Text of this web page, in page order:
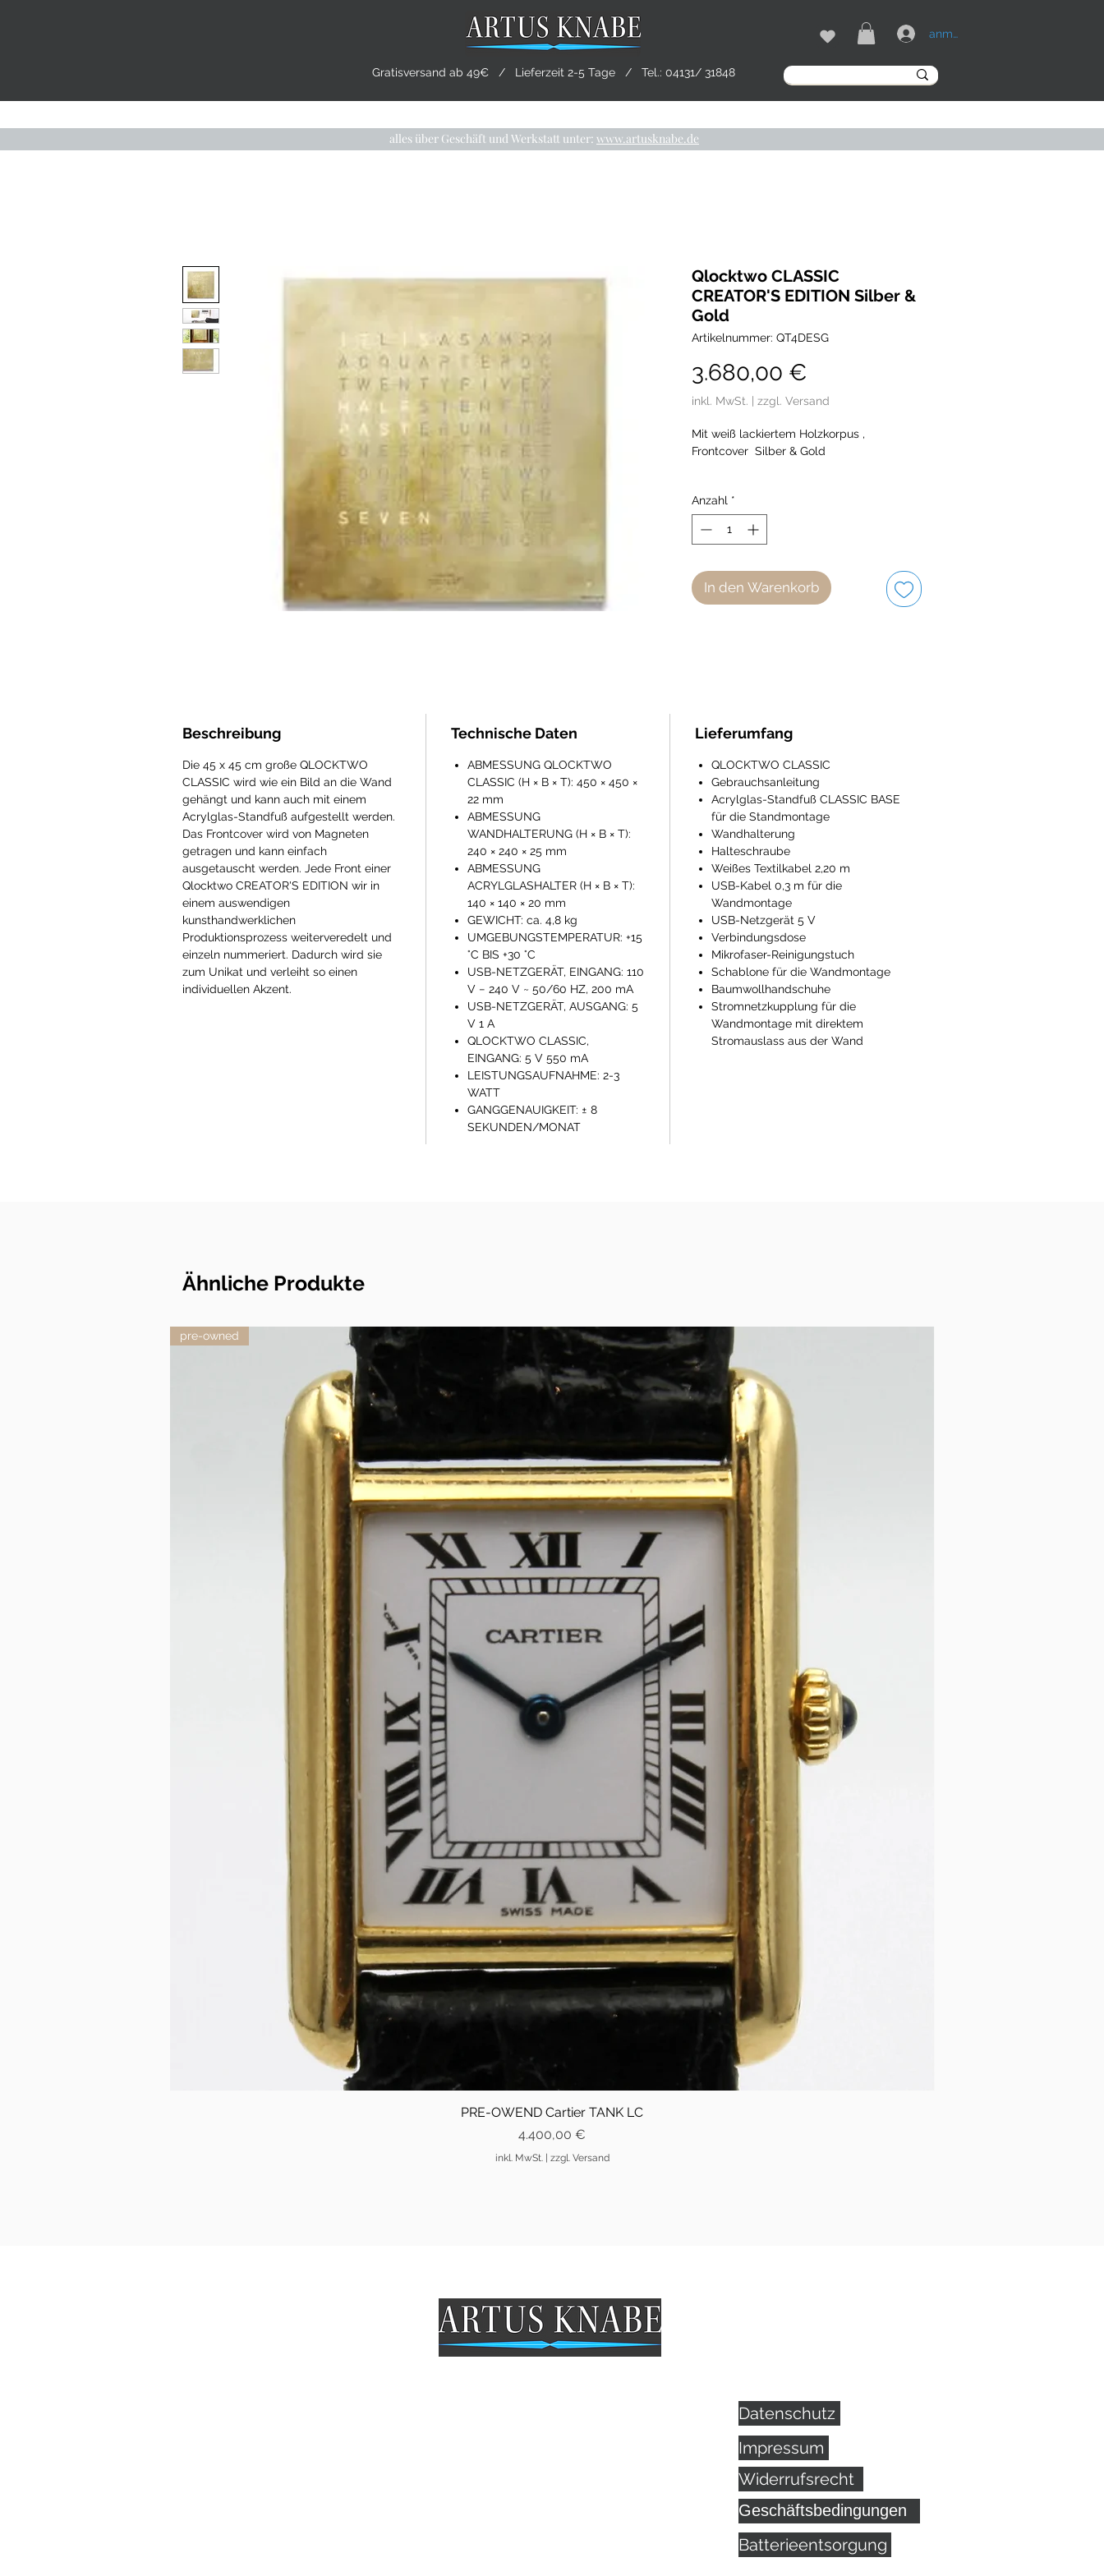
Gratisversand ab 49€ / Lieferzeit 2-5 Tage / Tel.: 04131/ 31848
anmelden
alles über Geschäft und Werkstatt unter: www.artusknabe.de
Qlocktwo CLASSIC
CREATOR'S EDITION Silber &
Gold
Artikelnummer: QT4DESG
3.680,00 €
inkl. MwSt. zzgl. Versand
Mit weiß lackiertem Holzkorpus ,
Frontcover Silber & Gold
Germany.
Anzahl *
In den Warenkorb
Beschreibung
Die 45 x 45 cm große QLOCKTWO
CLASSIC wird wie ein Bild an die Wand
gehängt und kann auch mit einem
Acrylglas-Standfuß aufgestellt werden.
Das Frontcover wird von Magneten
getragen und kann einfach
ausgetauscht werden. Jede Front einer
Qlocktwo CREATOR'S EDITION wir in
einem auswendigen
kunsthandwerklichen
Produktionsprozess weiterveredelt und
einzeln nummeriert. Dadurch wird sie
zum Unikat und verleiht so einen
individuellen Akzent.
Technische Daten
ABMESSUNG QLOCKTWO
CLASSIC (H × B × T): 450 × 450 ×
22 mm
ABMESSUNG
WANDHALTERUNG (H × B × T):
240 × 240 × 25 mm
ABMESSUNG
ACRYLGLASHALTER (H × B × T):
140 × 140 × 20 mm
GEWICHT: ca. 4,8 kg
UMGEBUNGSTEMPERATUR: +15
°C BIS +30 °C
USB-NETZGERÄT, EINGANG: 110
V − 240 V ~ 50/60 HZ, 200 mA
USB-NETZGERÄT, AUSGANG: 5
V 1 A
QLOCKTWO CLASSIC,
EINGANG: 5 V 550 mA
LEISTUNGSAUFNAHME: 2-3
WATT
GANGGENAUIGKEIT: ± 8
SEKUNDEN/MONAT
Lieferumfang
QLOCKTWO CLASSIC
Gebrauchsanleitung
Acrylglas-Standfuß CLASSIC BASE
für die Standmontage
Wandhalterung
Halteschraube
Weißes Textilkabel 2,20 m
USB-Kabel 0,3 m für die
Wandmontage
USB-Netzgerät 5 V
Verbindungsdose
Mikrofaser-Reinigungstuch
Schablone für die Wandmontage
Baumwollhandschuhe
Stromnetzkupplung für die
Wandmontage mit direktem
Stromauslass aus der Wand
Ähnliche Produkte
pre-owned
PRE-OWEND Cartier TANK LC
Preis
4.400,00 €
inkl. MwSt.| zzgl. Versand
Datenschutz
Impressum
Widerrufsrecht
Geschäftsbedingungen
Batterieentsorgung